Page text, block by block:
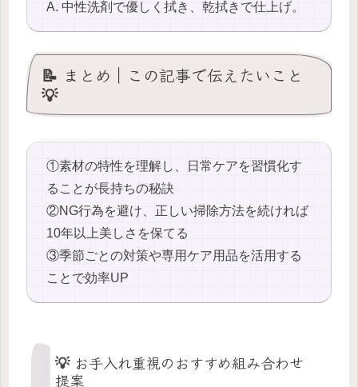
A. 中性洗剤で優しく拭き、乾拭きで仕上げ。
📝 まとめ｜この記事で伝えたいこと
💡
①素材の特性を理解し、日常ケアを習慣化す
ることが長持ちの秘訣
②NG行為を避け、正しい掃除方法を続ければ
10年以上美しさを保てる
③季節ごとの対策や専用ケア用品を活用する
ことで効率UP
💡 お手入れ重視のおすすめ組み合わせ
提案